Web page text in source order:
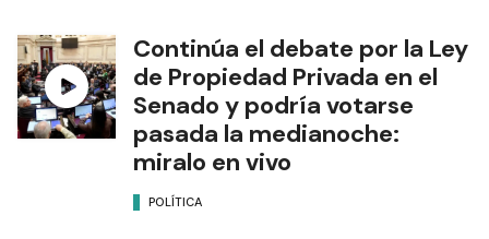
Continúa el debate por la Ley
de Propiedad Privada en el
Senado y podría votarse
pasada la medianoche:
miralo en vivo
POLÍTICA